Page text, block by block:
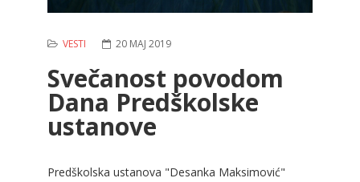
VESTI 20 MAJ 2019
Svečanost povodom
Dana Predškolske
ustanove
Predškolska ustanova "Desanka Maksimović"